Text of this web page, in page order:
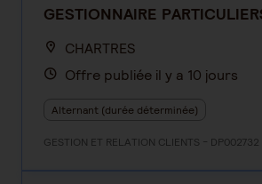
GESTIONNAIRE
CHARTRES
Offre publiée il y a 10 jours
Alternant (durée déterminée)
GESTION ET RELATION CLIENTS - DP002732